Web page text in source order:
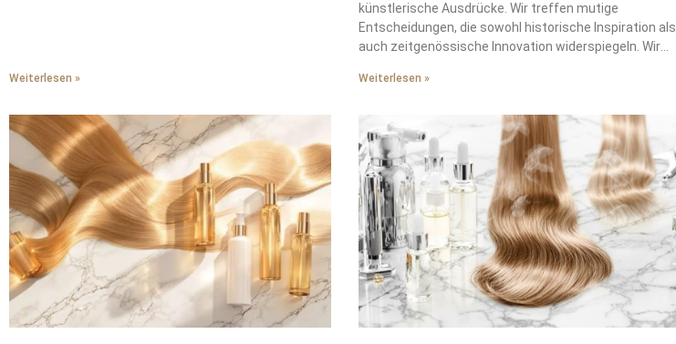
Highlights an.
Weiterlesen »
tragbare Statement-Looks.
künstlerische Ausdrücke. Wir treffen mutige
Entscheidungen, die sowohl historische Inspiration als
auch zeitgenössische Innovation widerspiegeln. Wir
ausbalancieren.
Weiterlesen »